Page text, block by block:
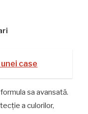
case
sa avansată.
a culorilor,